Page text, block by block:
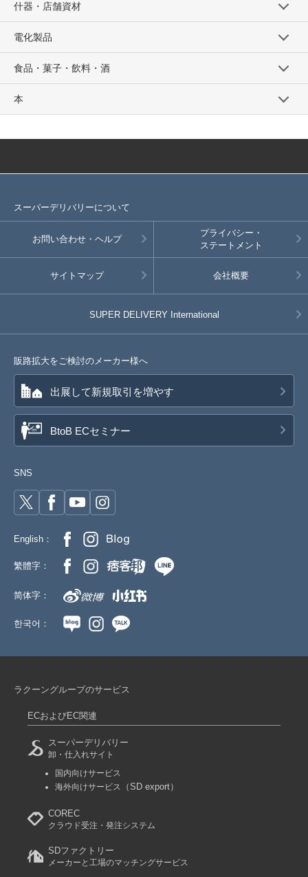
什器・店舗資材
電化製品
食品・菓子・飲料・酒
本
スーパーデリバリーについて
お問い合わせ・ヘルプ
プライバシー・
ステートメント
サイトマップ 会社概要
SUPER DELIVERY International
販路拡大をご検討のメーカー様へ
出展して新規取引を増やす
BtoB ECセミナー
SNS
English：
繁體字：
简体字：
한국어：
ラクーングループのサービス
ECおよびEC関連
スーパーデリバリー
卸・仕入れサイト
国内向けサービス
海外向けサービス
（SD export）
COREC
クラウド受注・発注システム
SDファクトリー
メーカーと工場のマッチングサービス